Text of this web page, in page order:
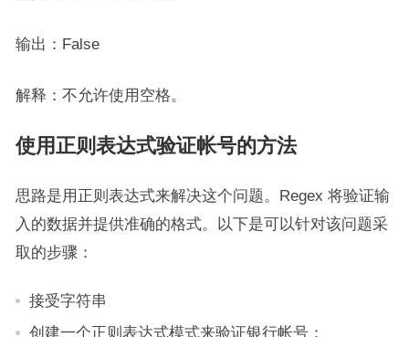
输出：False
解释：不允许使用空格。
使用正则表达式验证帐号的方法
思路是用正则表达式来解决这个问题。Regex 将验证输
入的数据并提供准确的格式。以下是可以针对该问题采
取的步骤：
接受字符串
创建一个正则表达式模式来验证银行帐号：